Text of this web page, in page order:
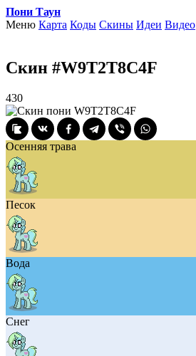
Пони Таун
Меню Карта Коды Скины Идеи Видео
Скин #W9T2T8C4F
430
Осенняя трава
Песок
Вода
Снег